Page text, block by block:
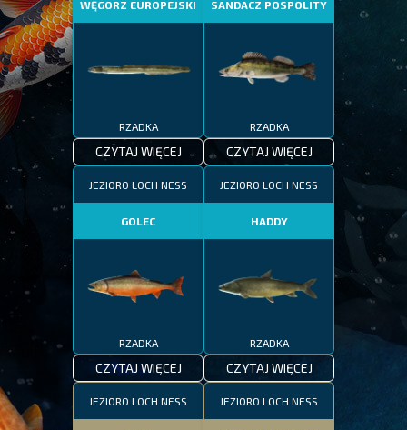
WĘGORZ EUROPEJSKI
RZADKA
CZYTAJ WIĘCEJ
SANDACZ POSPOLITY
RZADKA
CZYTAJ WIĘCEJ
JEZIORO LOCH NESS
GOLEC
RZADKA
CZYTAJ WIĘCEJ
JEZIORO LOCH NESS
HADDY
RZADKA
CZYTAJ WIĘCEJ
JEZIORO LOCH NESS JEZIORO LOCH NESS